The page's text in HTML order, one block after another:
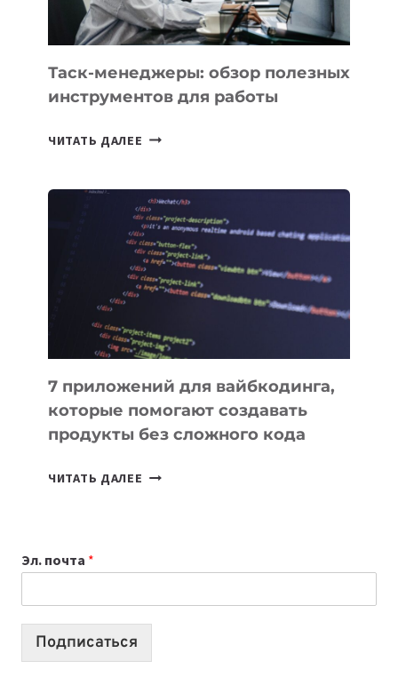
ПОРУЧИТЬ
УЖЕ
СЕГОДНЯ
Таск-менеджеры: обзор полезных
инструментов для работы
ЧИТАТЬ ДАЛЕЕ ТАСК-
ПОЛЕЗНЫХ
ИНСТРУМЕНТОВ
ДЛЯ
РАБОТЫ
7 приложений для вайбкодинга,
которые помогают создавать
продукты без сложного кода
ЧИТАТЬ ДАЛЕЕ
СОЗДАВАТЬ
ПРОДУКТЫ
Эл. почта *
Подписаться